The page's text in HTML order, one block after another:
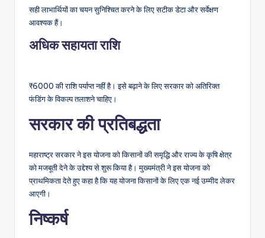
सही लाभार्थियों का चयन सुनिश्चित करने के लिए सटीक डेटा और सर्वेक्षण
आवश्यक हैं।
अधिक सहायता राशि
₹6000 की राशि पर्याप्त नहीं है। इसे बढ़ाने के लिए सरकार को अतिरिक्त
फंडिंग के विकल्प तलाशने चाहिए।
सरकार की प्रतिबद्धता
महाराष्ट्र सरकार ने इस योजना को किसानों की समृद्धि और राज्य के कृषि क्षेत्र
को मजबूती देने के उद्देश्य से शुरू किया है। मुख्यमंत्री ने इस योजना को
प्राथमिकता देते हुए कहा है कि यह योजना किसानों के लिए एक नई उम्मीद लेकर
आएगी।
निष्कर्ष